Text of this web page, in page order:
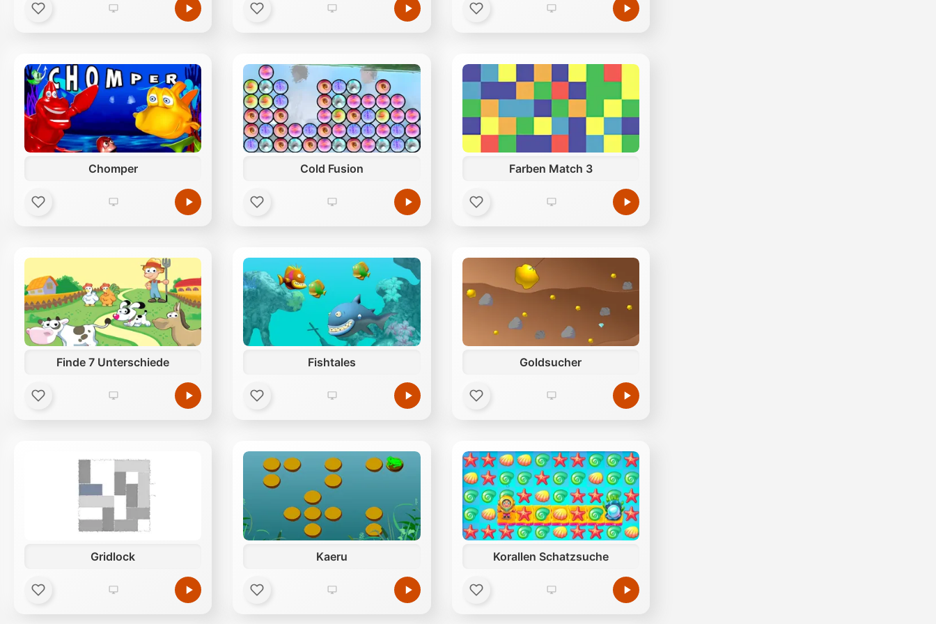
Chomper Cold Fusion Farben Match 3
Finde 7 Unterschiede Fishtales Goldsucher
Gridlock Kaeru Korallen Schatzsuche